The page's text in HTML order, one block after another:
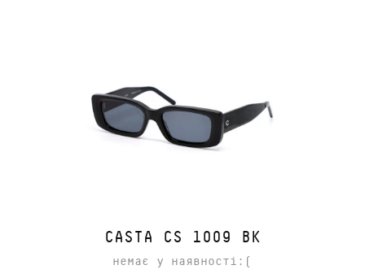
CASTA CS 1009 BK
немає у наявності:(